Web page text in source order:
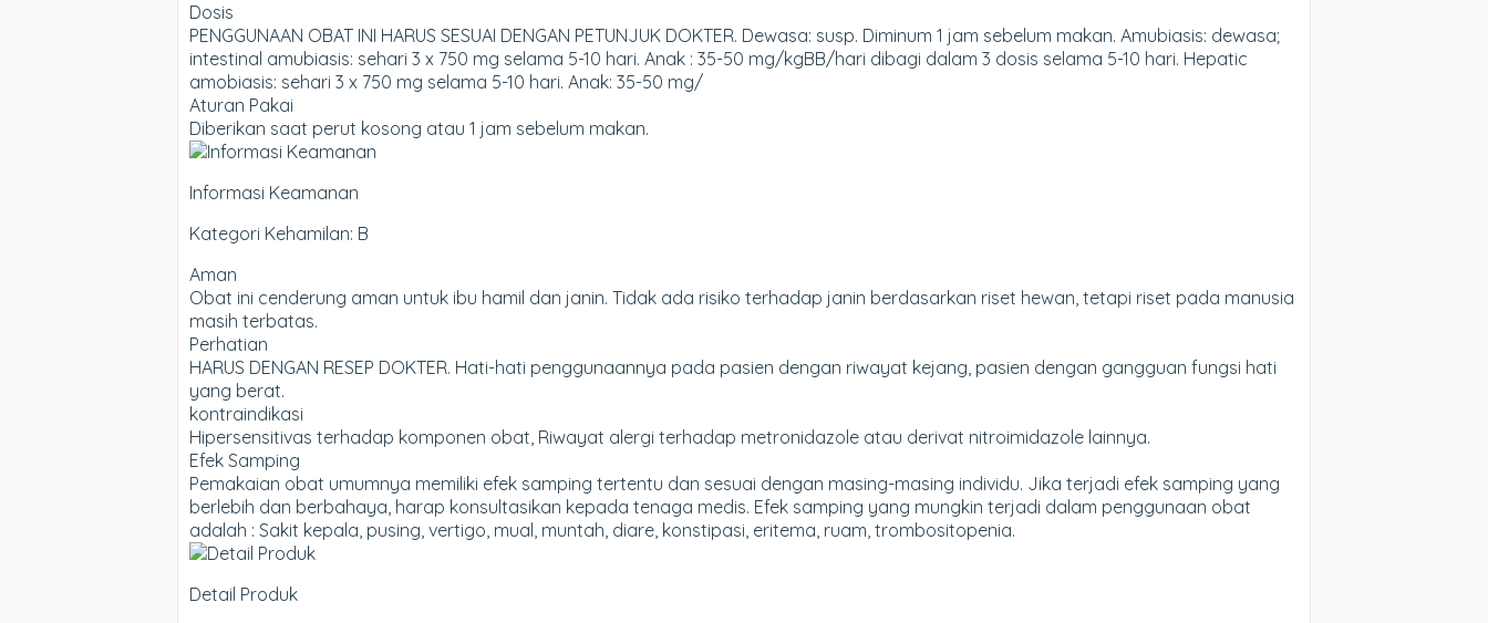
Dosis
PENGGUNAAN OBAT INI HARUS SESUAI DENGAN PETUNJUK DOKTER. Dewasa: susp. Diminum 1 jam sebelum makan. Amubiasis: dewasa;
intestinal amubiasis: sehari 3 x 750 mg selama 5-10 hari. Anak : 35-50 mg/kgBB/hari dibagi dalam 3 dosis selama 5-10 hari. Hepatic
amobiasis: sehari 3 x 750 mg selama 5-10 hari. Anak: 35-50 mg/
Aturan Pakai
Diberikan saat perut kosong atau 1 jam sebelum makan.
Informasi Keamanan
Kategori Kehamilan: B
Aman
Obat ini cenderung aman untuk ibu hamil dan janin. Tidak ada risiko terhadap janin berdasarkan riset hewan, tetapi riset pada manusia
masih terbatas.
Perhatian
HARUS DENGAN RESEP DOKTER. Hati-hati penggunaannya pada pasien dengan riwayat kejang, pasien dengan gangguan fungsi hati
yang berat.
kontraindikasi
Hipersensitivas terhadap komponen obat, Riwayat alergi terhadap metronidazole atau derivat nitroimidazole lainnya.
Efek Samping
Pemakaian obat umumnya memiliki efek samping tertentu dan sesuai dengan masing-masing individu. Jika terjadi efek samping yang
berlebih dan berbahaya, harap konsultasikan kepada tenaga medis. Efek samping yang mungkin terjadi dalam penggunaan obat
adalah : Sakit kepala, pusing, vertigo, mual, muntah, diare, konstipasi, eritema, ruam, trombositopenia.
Detail Produk